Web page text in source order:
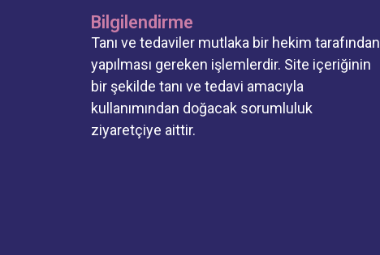
Bilgilendirme
Tanı ve tedaviler mutlaka bir hekim tarafından
yapılması gereken işlemlerdir. Site içeriğinin
bir şekilde tanı ve tedavi amacıyla
kullanımından doğacak sorumluluk
ziyaretçiye aittir.